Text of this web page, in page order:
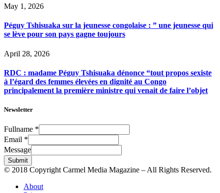
May 1, 2026
Péguy Tshisuaka sur la jeunesse congolaise : ” une jeunesse qui
se lève pour son pays gagne toujours
April 28, 2026
RDC : madame Péguy Tshisuaka dénonce “tout propos sexiste
à l’égard des femmes élevées en dignité au Congo
principalement la première ministre qui venait de faire l’objet
Newsletter
Fullname *
Email *
Message
Submit
© 2018 Copyright Carmel Media Magazine – All Rights Reserved.
About